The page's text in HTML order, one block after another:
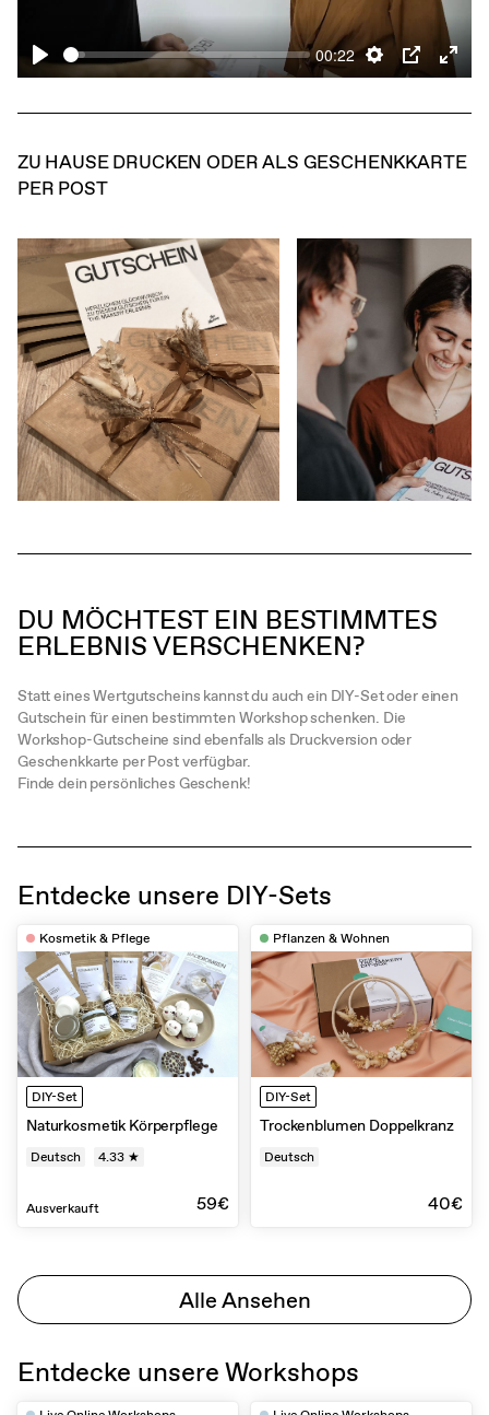
Play
00:22
Settings
PIP
ZU HAUSE DRUCKEN ODER ALS GESCHENKKARTE
PER POST
DU MÖCHTEST EIN BESTIMMTES
ERLEBNIS VERSCHENKEN?
Statt eines Wertgutscheins kannst du auch ein DIY-Set oder einen
Gutschein für einen bestimmten Workshop schenken. Die
Workshop-Gutscheine sind ebenfalls als Druckversion oder
Geschenkkarte per Post verfügbar.
Finde dein persönliches Geschenk!
Entdecke unsere DIY-Sets
Kosmetik & Pflege
DIY-Set
Naturkosmetik Körperpflege
Deutsch 4.33 ★
Ausverkauft 59€
Pflanzen & Wohnen
DIY-Set
Trockenblumen Doppelkranz
Deutsch
40€
Alle Ansehen
Entdecke unsere Workshops